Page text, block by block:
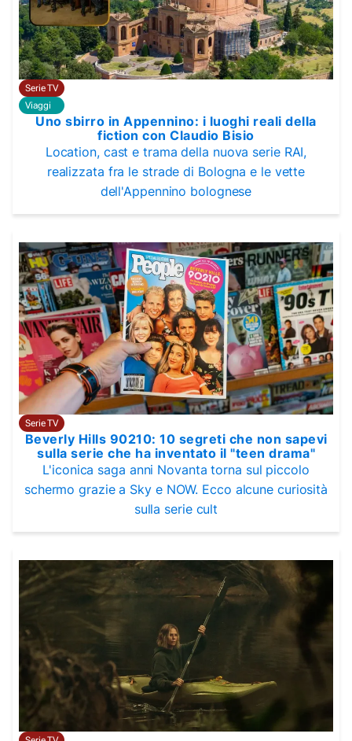
Serie TV
Viaggi
Uno sbirro in Appennino: i luoghi reali della
fiction con Claudio Bisio
Location, cast e trama della nuova serie RAI,
realizzata fra le strade di Bologna e le vette
dell'Appennino bolognese
Serie TV
Beverly Hills 90210: 10 segreti che non sapevi
sulla serie che ha inventato il "teen drama"
L'iconica saga anni Novanta torna sul piccolo
schermo grazie a Sky e NOW. Ecco alcune curiosità
sulla serie cult